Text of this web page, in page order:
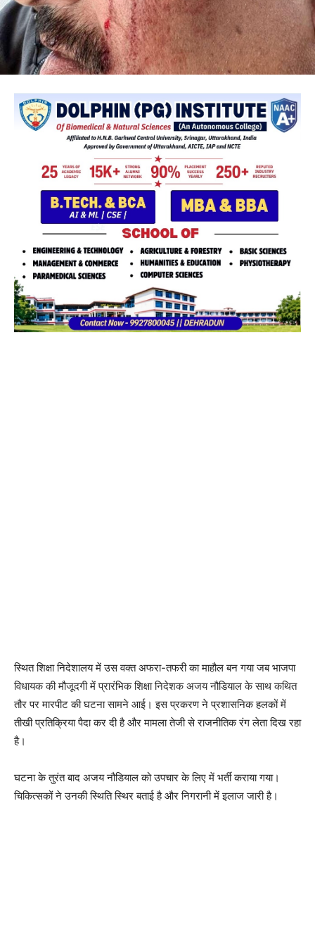
स्थित शिक्षा निदेशालय में उस वक्त अफरा-तफरी का माहौल बन गया जब भाजपा
विधायक की मौजूदगी में प्रारंभिक शिक्षा निदेशक अजय नौडियाल के साथ कथित
तौर पर मारपीट की घटना सामने आई। इस प्रकरण ने प्रशासनिक हलकों में
तीखी प्रतिक्रिया पैदा कर दी है और मामला तेजी से राजनीतिक रंग लेता दिख रहा
है।
घटना के तुरंत बाद अजय नौडियाल को उपचार के लिए में भर्ती कराया गया।
चिकित्सकों ने उनकी स्थिति स्थिर बताई है और निगरानी में इलाज जारी है।